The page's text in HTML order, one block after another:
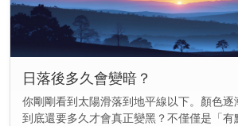
日落後多久會變暗？
你剛剛看到太陽滑落到地平線以下。顏色
到底還要多久才會真正變黑？不僅僅是「